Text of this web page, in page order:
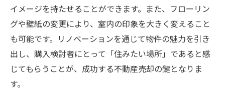
イメージを持たせることができます。また、フローリン
グや壁紙の変更により、室内の印象を大きく変えること
も可能です。リノベーションを通じて物件の魅力を引き
出し、購入検討者にとって「住みたい場所」であると感
じてもらうことが、成功する不動産売却の鍵となりま
す。